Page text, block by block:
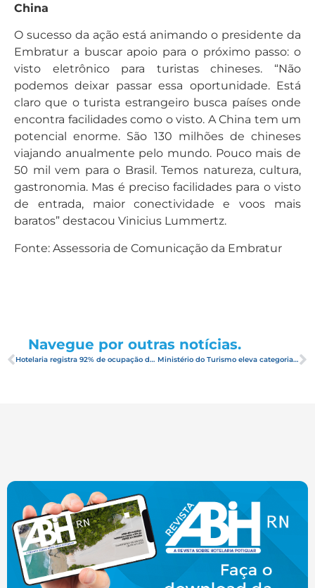
China
O sucesso da ação está animando o presidente da
Embratur a buscar apoio para o próximo passo: o
visto eletrônico para turistas chineses. “Não
podemos deixar passar essa oportunidade. Está
claro que o turista estrangeiro busca países onde
encontra facilidades como o visto. A China tem um
potencial enorme. São 130 milhões de chineses
viajando anualmente pelo mundo. Pouco mais de
50 mil vem para o Brasil. Temos natureza, cultura,
gastronomia. Mas é preciso facilidades para o visto
de entrada, maior conectividade e voos mais
baratos” destacou Vinicius Lummertz.
Fonte: Assessoria de Comunicação da Embratur
Navegue por outras notícias.
Hotelaria registra 92% de ocupação durante o Carnaval Ministério do Turismo eleva categoria da praia da Pipa, ficando no topo dos destinos nacionais